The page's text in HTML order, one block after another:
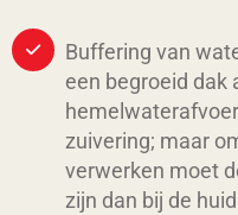
Buffering van
een begroeid dak
zuivering; maar
verwerken moet
zijn dan bij de